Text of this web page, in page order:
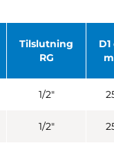
Tilslutning
RG
1/2"
1/2"